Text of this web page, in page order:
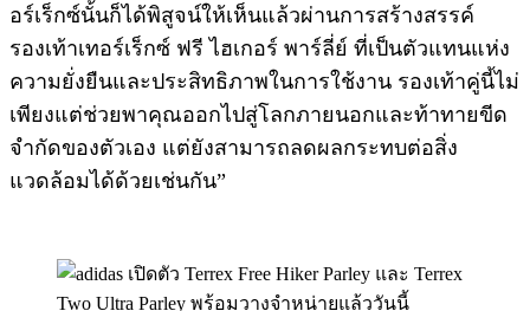
อร์เร็กซ์นั้นก็ได้พิสูจน์ให้เห็นแล้วผ่านการสร้างสรรค์
รองเท้าเทอร์เร็กซ์ ฟรี ไฮเกอร์ พาร์ลี่ย์ ที่เป็นตัวแทนแห่ง
ความยั่งยืนและประสิทธิภาพในการใช้งาน รองเท้าคู่นี้ไม่
เพียงแต่ช่วยพาคุณออกไปสู่โลกภายนอกและท้าทายขีด
จำกัดของตัวเอง แต่ยังสามารถลดผลกระทบต่อสิ่ง
แวดล้อมได้ด้วยเช่นกัน”